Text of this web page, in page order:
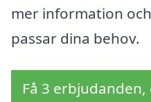
mer information
passar dina behov.
Få 3